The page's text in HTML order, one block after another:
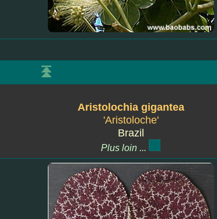
Aristolochia gigantea
'Aristoloche'
Brazil
Plus loin ...